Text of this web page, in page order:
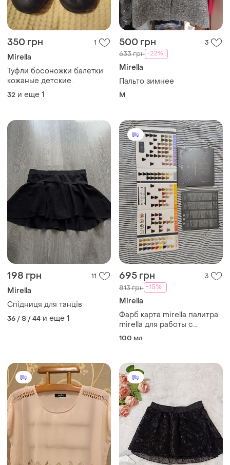
350 грн 1
Mirella
Туфли босоножки балетки
кожаные детские.
32 и еще 1
500 грн 3
633 грн -22%
Mirella
Пальто зимнее
M
198 грн 11
Mirella
Спідниця для танців
36 / S / 44 и еще 1
695 грн 3
813 грн -15%
Mirella
Фарб карта mirella палитра
mirella для работы с
краской мирела
100 мл